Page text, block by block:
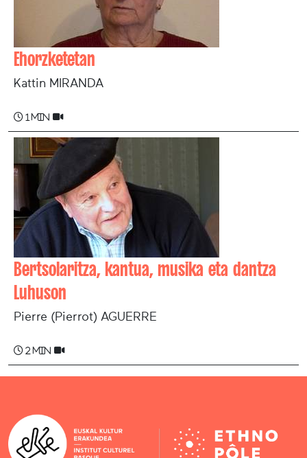
Ehorzketetan
Kattin MIRANDA
1 min
Bertsolaritza, kantua, musika eta dantza
Luhuson
Pierre (Pierrot) AGUERRE
2 min